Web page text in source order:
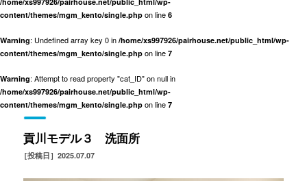
content/themes/mgm_kento/single.php on line 6
Warning: Undefined array key 0 in /home/xs997926/pairhouse.net/public_html/wp-
content/themes/mgm_kento/single.php on line 7
Warning: Attempt to read property "cat_ID" on null in
/home/xs997926/pairhouse.net/public_html/wp-
content/themes/mgm_kento/single.php on line 7
貢川モデル３ 洗面所
［投稿日］2025.07.07